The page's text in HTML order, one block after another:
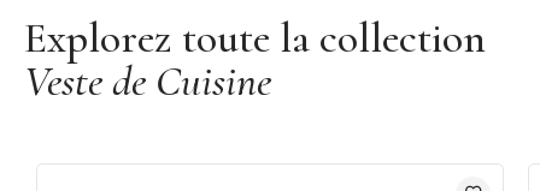
Explorez toute la collection
Veste de Cuisine